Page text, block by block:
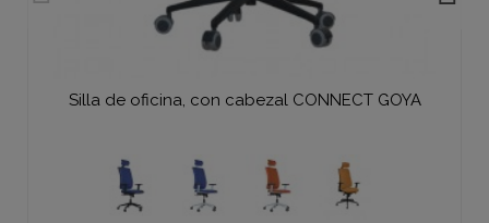
Silla de oficina, con cabezal CONNECT GOYA